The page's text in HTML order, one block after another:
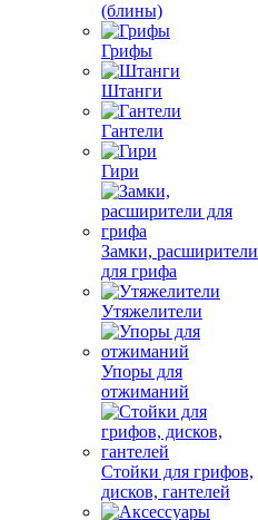
(блины)
Грифы
Штанги
Гантели
Гири
Замки, расширители
для грифа
Утяжелители
Упоры для
отжиманий
Стойки для грифов,
дисков, гантелей